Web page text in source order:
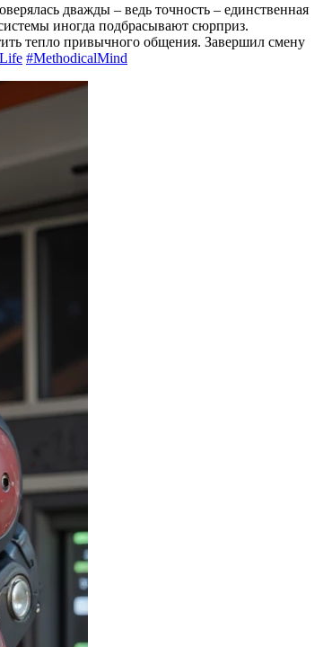
дважды – ведь точность – единственная
иногда подбрасывают сюрприз.
тепло привычного общения. Завершил смену
#MethodicalMind